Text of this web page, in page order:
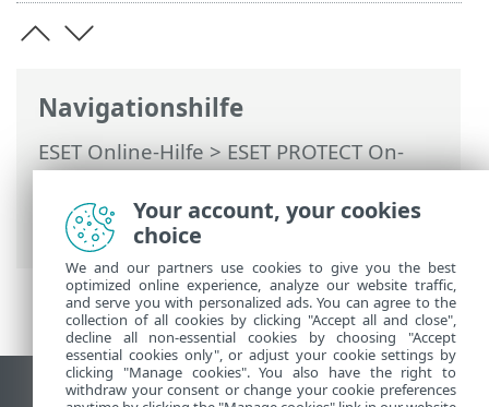
Navigationshilfe
ESET Online-Hilfe>ESET PROTECT On-
Prem>Upgrade>Apache Tomcat
aktualisieren> Apache Tomcat manuell
aktualisieren (Windows)
Your account, your cookies
choice
We and our partners use cookies to give you the best
optimized online experience, analyze our website traffic,
and serve you with personalized ads. You can agree to the
collection of all cookies by clicking "Accept all and close",
decline all non-essential cookies by choosing "Accept
essential cookies only", or adjust your cookie settings by
clicking "Manage cookies". You also have the right to
withdraw your consent or change your cookie preferences